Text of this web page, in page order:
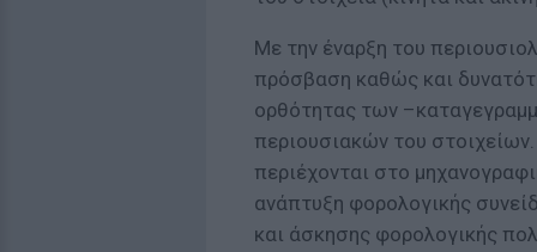
Με την έναρξη του
πρόσβαση καθώς και
ορθότητας των
περιουσιακών του
περιέχονται στο
ανάπτυξη φορολογικής
και άσκησης φορολογικής